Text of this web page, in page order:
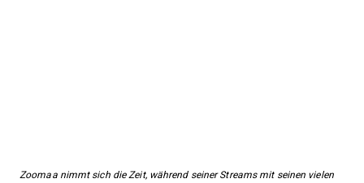
Zoomaa nimmt sich die Zeit, während seiner Streams mit seinen vielen